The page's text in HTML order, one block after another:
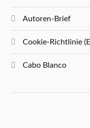
Autoren-Brief
Cookie-Richtlinie
Cabo Blanco